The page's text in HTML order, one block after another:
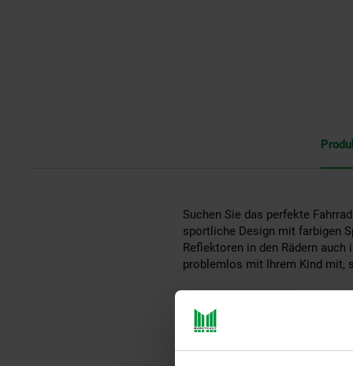
Suchen Sie das perfekte
sportliche Design mit farbigen
Reflektoren in den Rädern
problemlos mit Ihrem Kind mit,
Strecke. Das Fahrrad verfügt
zusätzliche Sichtbarkeit im
immer sicher abgestellt werden